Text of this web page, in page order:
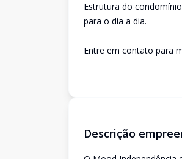
Estrutura do
para o dia a dia.
Entre em contato para
Descrição